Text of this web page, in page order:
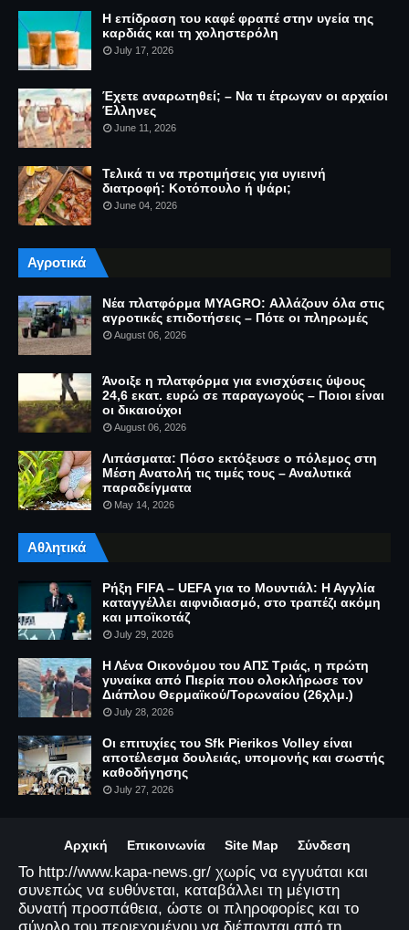
Η επίδραση του καφέ φραπέ στην υγεία της
καρδιάς και τη χοληστερόλη
July 17, 2026
Έχετε αναρωτηθεί; – Να τι έτρωγαν οι αρχαίοι
Έλληνες
June 11, 2026
Τελικά τι να προτιμήσεις για υγιεινή
διατροφή: Κοτόπουλο ή ψάρι;
June 04, 2026
Αγροτικά
Νέα πλατφόρμα MYAGRO: Αλλάζουν όλα στις
αγροτικές επιδοτήσεις – Πότε οι πληρωμές
August 06, 2026
Άνοιξε η πλατφόρμα για ενισχύσεις ύψους
24,6 εκατ. ευρώ σε παραγωγούς – Ποιοι είναι
οι δικαιούχοι
August 06, 2026
Λιπάσματα: Πόσο εκτόξευσε ο πόλεμος στη
Μέση Ανατολή τις τιμές τους – Αναλυτικά
παραδείγματα
May 14, 2026
Αθλητικά
Ρήξη FIFA – UEFA για το Μουντιάλ: Η Αγγλία
καταγγέλλει αιφνιδιασμό, στο τραπέζι ακόμη
και μποϊκοτάζ
July 29, 2026
Η Λένα Οικονόμου του ΑΠΣ Τριάς, η πρώτη
γυναίκα από Πιερία που ολοκλήρωσε τον
Διάπλου Θερμαϊκού/Τορωναίου (26χλμ.)
July 28, 2026
Οι επιτυχίες του Sfk Pierikos Volley είναι
αποτέλεσμα δουλειάς, υπομονής και σωστής
καθοδήγησης
July 27, 2026
Αρχική Επικοινωνία Site Map Σύνδεση
Το http://www.kapa-news.gr/ χωρίς να εγγυάται και
συνεπώς να ευθύνεται, καταβάλλει τη μέγιστη
δυνατή προσπάθεια, ώστε οι πληροφορίες και το
σύνολο του περιεχομένου να διέπονται από τη